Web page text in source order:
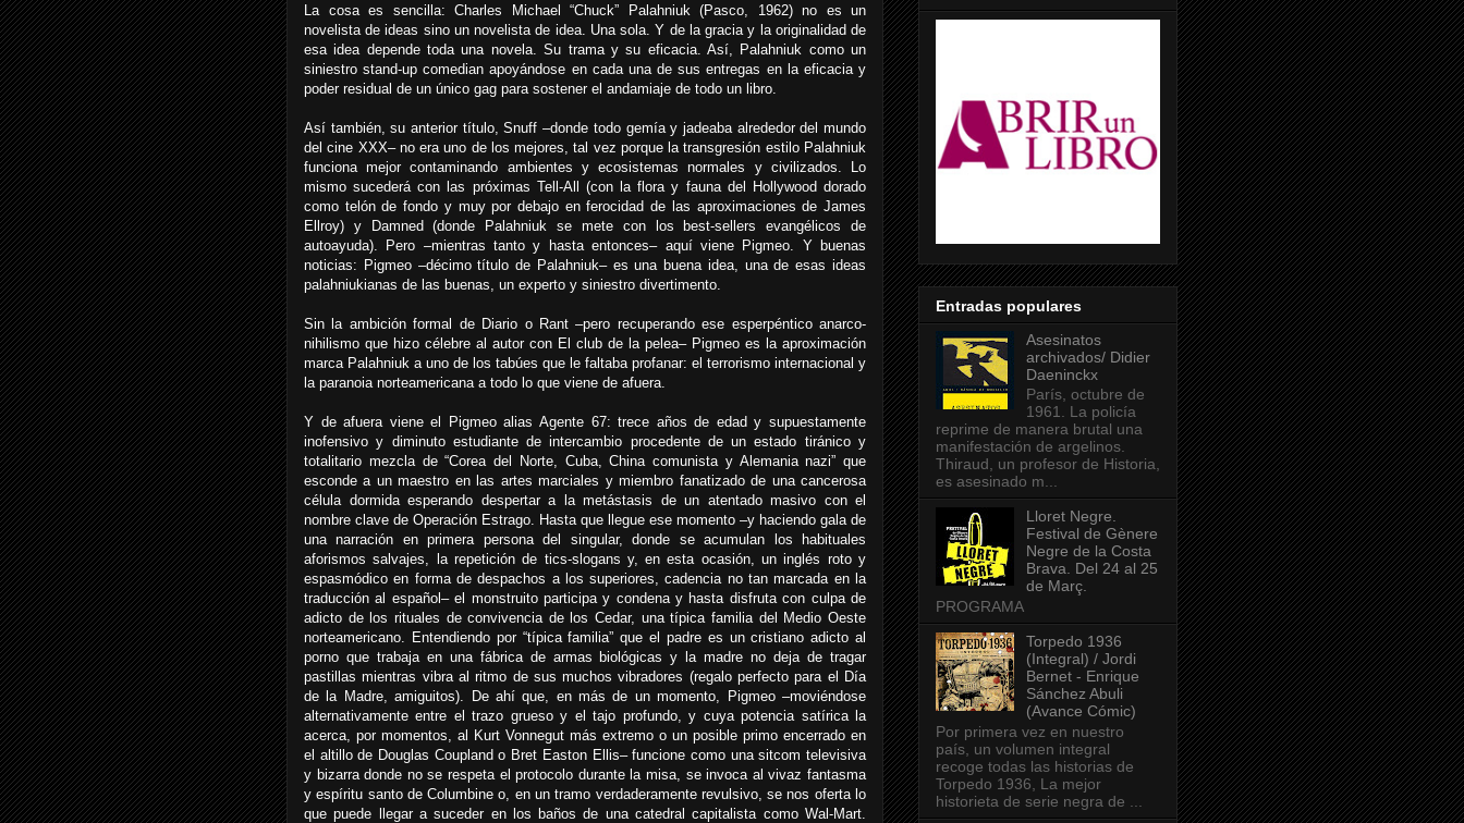
La cosa es sencilla: Charles Michael “Chuck” Palahniuk (Pasco, 1962) no es un
novelista de ideas sino un novelista de idea. Una sola. Y de la gracia y la originalidad de
esa idea depende toda una novela. Su trama y su eficacia. Así, Palahniuk como un
siniestro stand-up comedian apoyándose en cada una de sus entregas en la eficacia y
poder residual de un único gag para sostener el andamiaje de todo un libro.
Así también, su anterior título, Snuff –donde todo gemía y jadeaba alrededor del mundo
del cine XXX– no era uno de los mejores, tal vez porque la transgresión estilo Palahniuk
funciona mejor contaminando ambientes y ecosistemas normales y civilizados. Lo
mismo sucederá con las próximas Tell-All (con la flora y fauna del Hollywood dorado
como telón de fondo y muy por debajo en ferocidad de las aproximaciones de James
Ellroy) y Damned (donde Palahniuk se mete con los best-sellers evangélicos de
autoayuda). Pero –mientras tanto y hasta entonces– aquí viene Pigmeo. Y buenas
noticias: Pigmeo –décimo título de Palahniuk– es una buena idea, una de esas ideas
palahniukianas de las buenas, un experto y siniestro divertimento.
Sin la ambición formal de Diario o Rant –pero recuperando ese esperpéntico anarco-
nihilismo que hizo célebre al autor con El club de la pelea– Pigmeo es la aproximación
marca Palahniuk a uno de los tabúes que le faltaba profanar: el terrorismo internacional y
la paranoia norteamericana a todo lo que viene de afuera.
Y de afuera viene el Pigmeo alias Agente 67: trece años de edad y supuestamente
inofensivo y diminuto estudiante de intercambio procedente de un estado tiránico y
totalitario mezcla de “Corea del Norte, Cuba, China comunista y Alemania nazi” que
esconde a un maestro en las artes marciales y miembro fanatizado de una cancerosa
célula dormida esperando despertar a la metástasis de un atentado masivo con el
nombre clave de Operación Estrago. Hasta que llegue ese momento –y haciendo gala de
una narración en primera persona del singular, donde se acumulan los habituales
aforismos salvajes, la repetición de tics-slogans y, en esta ocasión, un inglés roto y
espasmódico en forma de despachos a los superiores, cadencia no tan marcada en la
traducción al español– el monstruito participa y condena y hasta disfruta con culpa de
adicto de los rituales de convivencia de los Cedar, una típica familia del Medio Oeste
norteamericano. Entendiendo por “típica familia” que el padre es un cristiano adicto al
porno que trabaja en una fábrica de armas biológicas y la madre no deja de tragar
pastillas mientras vibra al ritmo de sus muchos vibradores (regalo perfecto para el Día
de la Madre, amiguitos). De ahí que, en más de un momento, Pigmeo –moviéndose
alternativamente entre el trazo grueso y el tajo profundo, y cuya potencia satírica la
acerca, por momentos, al Kurt Vonnegut más extremo o un posible primo encerrado en
el altillo de Douglas Coupland o Bret Easton Ellis– funcione como una sitcom televisiva
y bizarra donde no se respeta el protocolo durante la misa, se invoca al vivaz fantasma
y espíritu santo de Columbine o, en un tramo verdaderamente revulsivo, se nos oferta lo
que puede llegar a suceder en los baños de una catedral capitalista como Wal-Mart.
Entradas populares
Asesinatos
archivados/ Didier
Daeninckx
París, octubre de
1961. La policía
reprime de manera brutal una
manifestación de argelinos.
Thiraud, un profesor de Historia,
es asesinado m...
Lloret Negre.
Festival de Gènere
Negre de la Costa
Brava. Del 24 al 25
de Març.
PROGRAMA
Torpedo 1936
(Integral) / Jordi
Bernet - Enrique
Sánchez Abuli
(Avance Cómic)
Por primera vez en nuestro
país, un volumen integral
recoge todas las historias de
Torpedo 1936, La mejor
historieta de serie negra de ...